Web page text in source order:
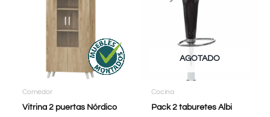
Comedor
Vitrina 2 puertas Nórdico
AGOTADO
Cocina
Pack 2 taburetes Albi